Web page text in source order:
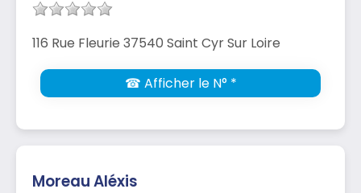
116 Rue Fleurie 37540 Saint Cyr Sur Loire
☎ Afficher le N° *
Moreau Aléxis